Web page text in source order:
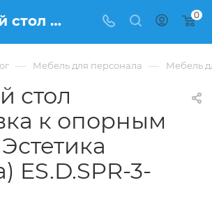
Двойной стол приставка к опорным тумбам Эстетика (Estetica) ES.D.SPR-3-VK купить в Москве, цена 28 843 ₽. - интернет-магазин ФРАНКОМ 0
— Мебель для персонала — Мебель
стол
к опорным
ES.D.SPR-3-